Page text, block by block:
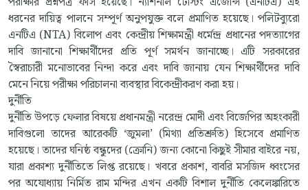
ধরনের দায়িত্ব পালনে সম্পূর্ণ অনুপযুক্ত বলে প্রমাণিত হয়েছে। পলিটব্যুরো
এনটিএ (NTA) বিলোপ এবং কেন্দ্রীয় শিক্ষামন্ত্রী ধর্মেন্দ্র প্রধানের পদত্যাগের
দাবি জানানো শিক্ষার্থীদের প্রতি পূর্ণ সমর্থন জানাচ্ছে। এটি সরকারের
স্বৈরাচারী মনোভাবের নিন্দা করে এবং দাবি জানায় যেন শিক্ষার্থীদের দাবি
মেনে নিয়ে পরীক্ষা পরিচালনা ব্যবস্থার বিকেন্দ্রীকরণ করা হয়।
দুর্নীতি
দুর্নীতি উপড়ে ফেলার বিষয়ে প্রধানমন্ত্রী নরেন্দ্র মোদী এবং বিজেপির অহংকারী
দাবিগুলো তাদের আরেকটি ‘জুমলা’ (মিথ্যা প্রতিশ্রুতি) হিসেবে প্রমাণিত
হয়েছে। তাদের ঘনিষ্ঠ বন্ধুদের (ক্রোনি) জন্য কোনো কিছুই সীমার বাইরে নয়,
যারা প্রকাশ্য দুর্নীতিতে লিপ্ত রয়েছে। খবরে প্রকাশ, বাবরি মসজিদ ধ্বংসের
পর অযোধ্যায় নির্মিত রাম মন্দির এখন একটি বিশাল দুর্নীতি কেলেঙ্কারিতে